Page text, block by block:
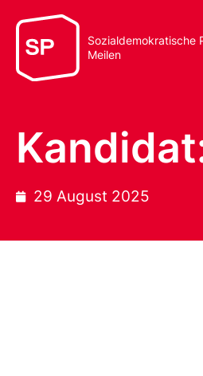
Sozialdemokratische
Meilen
29 August 2025